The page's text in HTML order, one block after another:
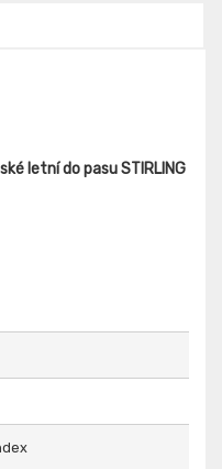
letní do pasu STIRLING